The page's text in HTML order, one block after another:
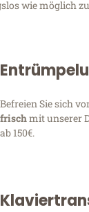
wie möglich
Befreien Sie sich
frischmit unserer
ab 150€.